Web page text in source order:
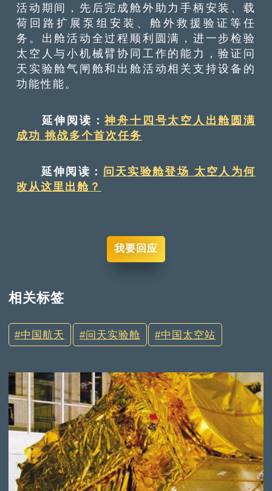
活动期间，先后完成舱外助力手柄安装、载
荷回路扩展泵组安装、舱外救援验证等任
务。出舱活动全过程顺利圆满，进一步检验
太空人与小机械臂协同工作的能力，验证问
天实验舱气闸舱和出舱活动相关支持设备的
功能性能。
延伸阅读：神舟十四号太空人出舱圆满
成功 挑战多个首次任务
延伸阅读： 问天实验舱登场 太空人为何
改从这里出舱？
我要回应
相关标签
中国航天 问天实验舱 中国太空站